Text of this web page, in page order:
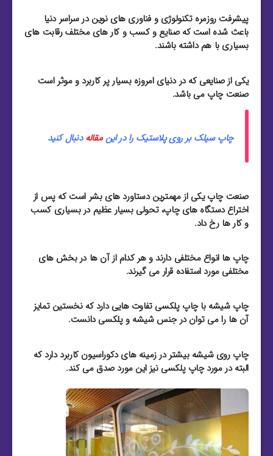
پیشرفت روزمره تکنولوژی و فناوری های نوین در سراسر دنیا
باعث شده است که صنایع و کسب و کار های مختلف رقابت های
بسیاری با هم داشته باشند.
یکی از صنایعی که در دنیای امروزه بسیار پر کاربرد و موثر است
صنعت چاپ می باشد.
چاپ سیلک بر روی پلاستیک را در اینمقاله دنبال کنید
صنعت چاپ یکی از مهمترین دستاورد های بشر است که پس از
اختراع دستگاه های چاپ، تحولی بسیار عظیم در بسیاری کسب
و کار ها رخ داد.
چاپ ها انواع مختلفی دارند و هر کدام از آن ها در بخش های
مختلفی مورد استفاده قرار می گیرند.
چاپ شیشه با چاپ پلکسی تفاوت هایی دارد که نخستین تمایز
آن ها را می توان در جنس شیشه و پلکسی دانست.
چاپ روی شیشه بیشتر در زمینه های دکوراسیون کاربرد دارد که
البته در مورد چاپ پلکسی نیز این مورد صدق می کند.